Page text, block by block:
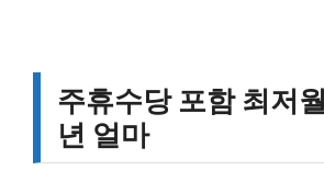
주휴수당 포함 최저
년 얼마